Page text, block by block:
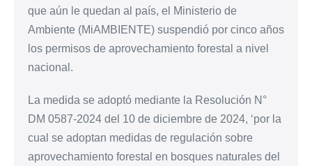
que aún le quedan al país, el Ministerio de
Ambiente (MiAMBIENTE) suspendió por cinco años
los permisos de aprovechamiento forestal a nivel
nacional.
La medida se adoptó mediante la Resolución N°
DM 0587-2024 del 10 de diciembre de 2024, ‘por la
cual se adoptan medidas de regulación sobre
aprovechamiento forestal en bosques naturales del